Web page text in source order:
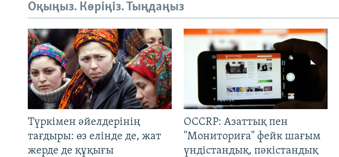
Оқыңыз. Көріңіз. Тыңдаңыз
Түркімен әйелдерінің
тағдыры: өз елінде де, жат
жерде де құқығы
OCCRP: Азаттық пен
"Мониториға" фейк шағым
үндістандық, пәкістандық